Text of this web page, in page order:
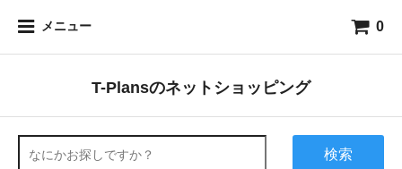
メニュー 0
T-Plansのネットショッピング
検索